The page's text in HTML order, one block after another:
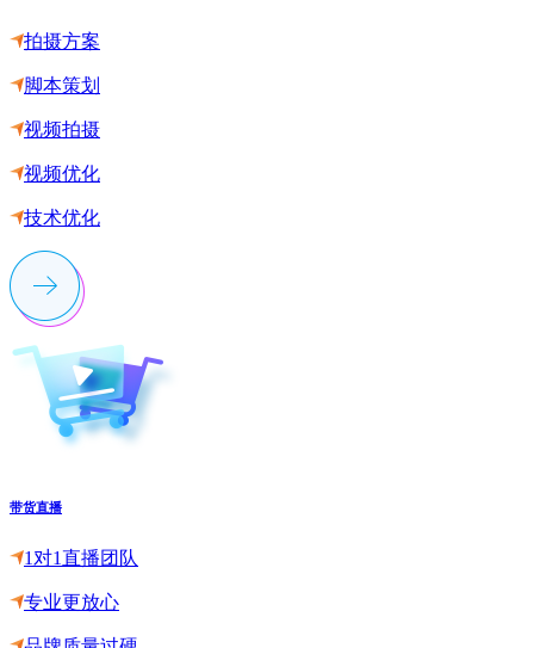
拍摄方案
脚本策划
视频拍摄
视频优化
技术优化
带货直播
1对1直播团队
专业更放心